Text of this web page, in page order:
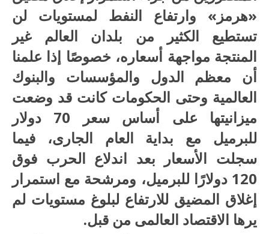
«هرمز» وارتفاع النفط لمستويات لن
تستطيع الكثير من بلدان العالم غير
المنتجة مواجهة أسعاره، خصوصًا إذا علمنا
أن معظم الدول والمؤسسات والبنوك
العالمية وحتى الحكومات كانت قد وضعت
ميزانيتها على أساس سعر 70 دولار
للبرميل مع بداية العام الجارى، فيما
سجلت الأسعار بعد اندلاع الحرب فوق
120 دولارًا للبرميل، ومرشحة مع استمرار
إغلاق المضيق للارتفاع لبلوغ مستويات لم
يرها الاقتصاد العالمى من قبل.